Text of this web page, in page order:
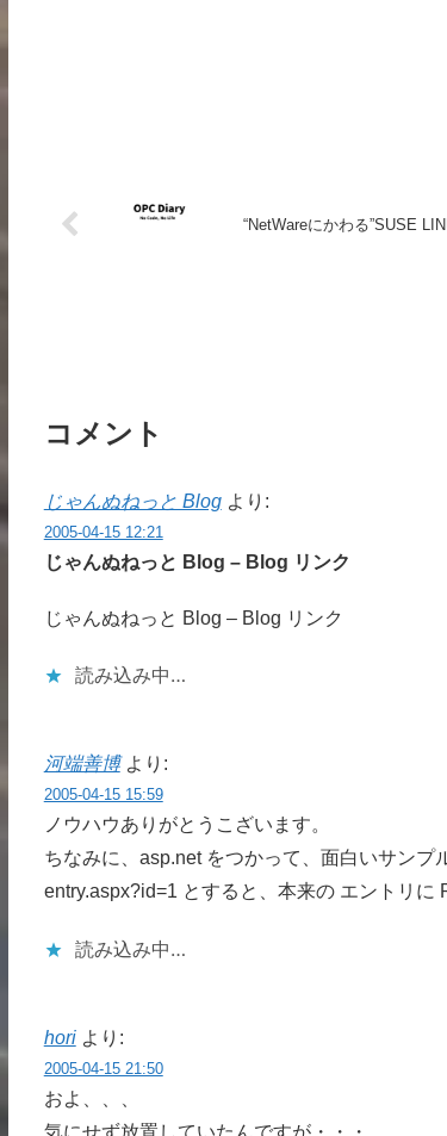
“NetWareにかわる”SUSE
コメント
じゃんぬねっと Blog より:
2005-04-15 12:21
じゃんぬねっと Blog – Blog リンク
じゃんぬねっと Blog – Blog リンク
読み込み中…
河端善博 より:
2005-04-15 15:59
ノウハウありがとうこざいます。
ちなみに、asp.net をつかって、面白いサンプ
entry.aspx?id=1 とすると、本来の エントリに
読み込み中…
hori より:
2005-04-15 21:50
およ、、、
気にせず放置していたんですが・・・